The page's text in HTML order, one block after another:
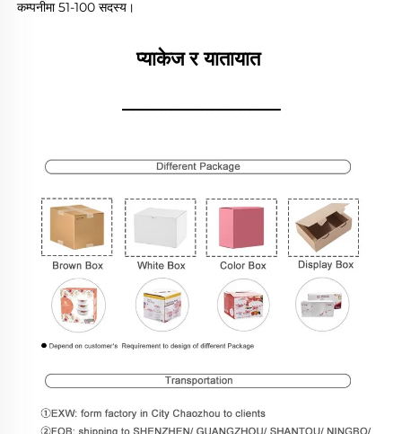
प्याकेज र यातायात
________________